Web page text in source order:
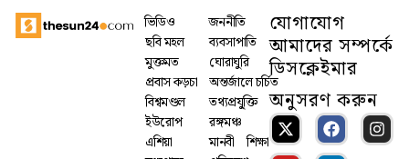
ভিডিও
ছবি মহল
মুক্তমত
প্রবাস কড়চা
বিশ্বমণ্ডল
ইউরোপ
এশিয়া
জননীতি
ব্যবসাপাতি
ঘোরাঘুরি
অন্তর্জালে চর্চিত
তথ্যপ্রযু্ক্তি
রঙ্গমঞ্চ
মানবী
শিক্ষা
যোগাযোগ
আমাদের সম্পর্কে
ডিসক্লেইমার
অনুসরণ করুন